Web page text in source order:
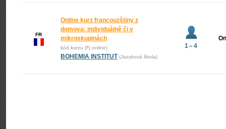
FR
Online kurz francouzštiny z
domova: individuálně či v
mikroskupinách
kód kurzu (Fj online)
BOHEMIA INSTITUT (Jazyková škola)
1 – 4